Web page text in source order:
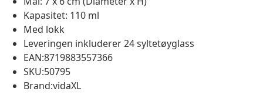
Kapasitet: 110 ml
Med lokk
Leveringen inkluderer 24 syltetøyglass
EAN:8719883557366
SKU:50795
Brand:vidaXL